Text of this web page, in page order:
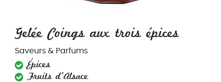
Gelée Coings aux trois épices
Saveurs & Parfums
Épices
Fruits d'Alsace